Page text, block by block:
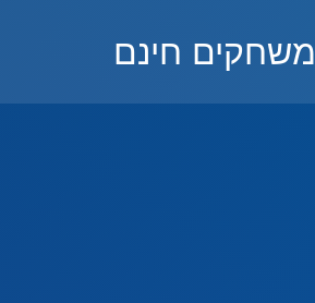
משחקים חינם